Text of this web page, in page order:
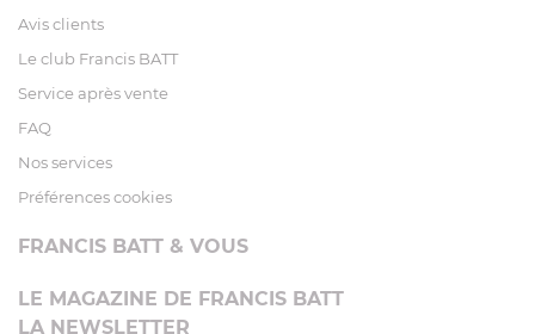
Avis clients
Le club Francis BATT
Service après vente
FAQ
Nos services
Préférences cookies
FRANCIS BATT & VOUS
LE MAGAZINE DE FRANCIS BATT
LA NEWSLETTER